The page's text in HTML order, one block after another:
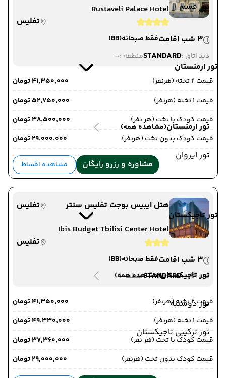
تور قشم
تور ارمنستان
تور ارمنستان(مشاهده همه)
تور ایروان
تور تاجیکستان
تور تاجیکستان(مشاهده همه)
تور دوشنبه
تور ترکیبی تاجیکستان
Rustaveli Palace Hotel
تفلیس
3 شب اقامت
فقط صبحانه(BB)
دید اتاق :STANDARDمنطقه :-
قیمت 2 تخته (هرنفر)
۴۱٬۳۵۰٬۰۰۰ تومان
قیمت 1 تخته (هرنفر)
۵۲٬۷۵۰٬۰۰۰ تومان
قیمت کودک با تخت (هر نفر)
۳۸٬۵۰۰٬۰۰۰ تومان
قیمت کودک بدون تخت (هرنفر)
۲۹٬۰۰۰٬۰۰۰ تومان
مشاوره و رزرو رایگان مشاهده اقساط
هتل ایبیس بوجت تفلیس سنتر
تفلیس
Ibis Budget Tbilisi Center Hotel
تفلیس
3 شب اقامت
فقط صبحانه(BB)
دید اتاق :STANDARDمنطقه :-
قیمت 2 تخته (هرنفر)
۴۱٬۳۵۰٬۰۰۰ تومان
قیمت 1 تخته (هرنفر)
۴۹٬۳۳۰٬۰۰۰ تومان
قیمت کودک با تخت (هر نفر)
۳۷٬۳۶۰٬۰۰۰ تومان
قیمت کودک بدون تخت (هرنفر)
۲۹٬۰۰۰٬۰۰۰ تومان